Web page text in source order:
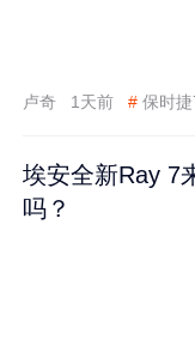
卢奇 1天前 # 保时
埃安全新Ray 7
吗？